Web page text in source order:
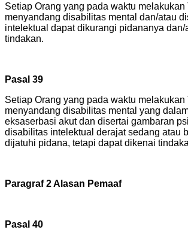
Setiap Orang yang pada waktu melakukan
menyandang disabilitas mental dan/atau
intelektual dapat dikurangi pidananya dan/
tindakan.
Pasal 39
Setiap Orang yang pada waktu melakukan
menyandang disabilitas mental yang
eksaserbasi akut dan disertai gambaran
disabilitas intelektual derajat sedang atau
dijatuhi pidana, tetapi dapat dikenai
Paragraf 2 Alasan Pemaaf
Pasal 40